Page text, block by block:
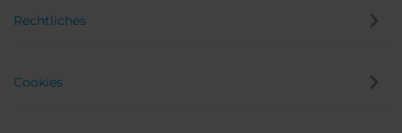
Rechtliches
Cookies